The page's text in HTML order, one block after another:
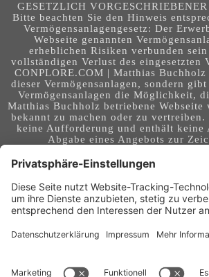
GESETZLICH
Bitte beachten Sie den Hinweis
Vermögensanlagengesetz: Der
Webseite genannten
erheblichen Risiken verbunden
vollständigen Verlust des eingesetzten
CONPLORE.COM | Matthias
dieser Vermögensanlagen, sondern
Vermögensanlagen die Möglichkeit,
Matthias Buchholz betriebene Webseite
bekannt zu machen oder zu vertreiben.
keine Aufforderung und enthält keine
Abgabe eines Angebots zur
über Vermögensanlagen. Die
internationales Publikum. Sie stellt
Anlageberatung, Rechtsberatung,
Kaufaufforderung oder sonstige
handelt sich um Werbung. Ob die in
genannten Informationen,
Instrumente in Ihrem Land
eigenständigen Prüfung. Geldanlagen